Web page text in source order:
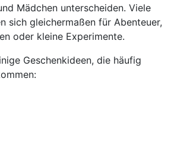
Mädchen unterscheiden. Viele
sich gleichermaßen für Abenteuer,
oder kleine Experimente.
Geschenkideen, die häufig